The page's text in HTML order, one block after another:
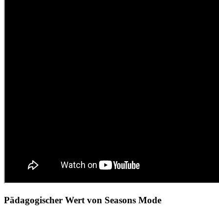
Pädagogischer Wert von Seasons Mode